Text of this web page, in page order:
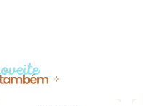
similares